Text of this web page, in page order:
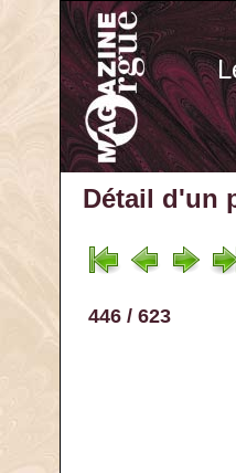
Détail d'un
446 / 623